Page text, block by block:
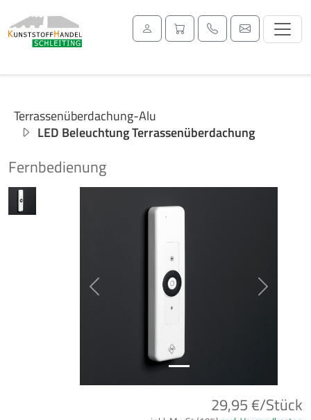
Terrassenüberdachung-Alu
LED Beleuchtung Terrassenüberdachung
Fernbedienung
Previous Next
29,95 €/Stück